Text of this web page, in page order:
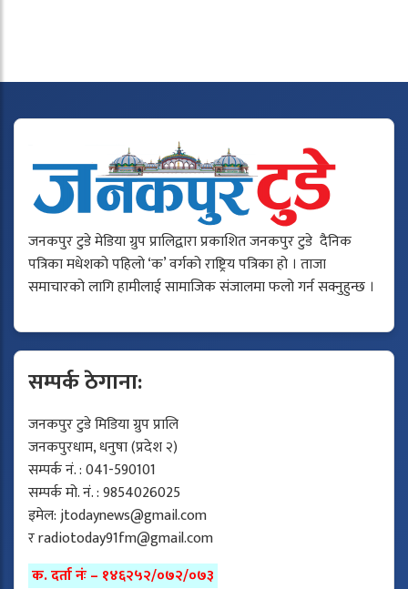
जनकपुर टुडे मेडिया ग्रुप प्रालिद्वारा प्रकाशित जनकपुर टुडे दैनिक
पत्रिका मधेशको पहिलो ‘क’ वर्गको राष्ट्रिय पत्रिका हो । ताजा
समाचारको लागि हामीलाई सामाजिक संजालमा फलो गर्न सक्नुहुन्छ ।
सम्पर्क ठेगाना:
जनकपुर टुडे मिडिया ग्रुप प्रालि
जनकपुरधाम, धनुषा (प्रदेश २)
सम्पर्क नं. : 041-590101
सम्पर्क मो. नं. : 9854026025
इमेल:jtodaynews@gmail.com
रradiotoday91fm@gmail.com
क. दर्ता नंः – १४६२५२/०७२/०७३